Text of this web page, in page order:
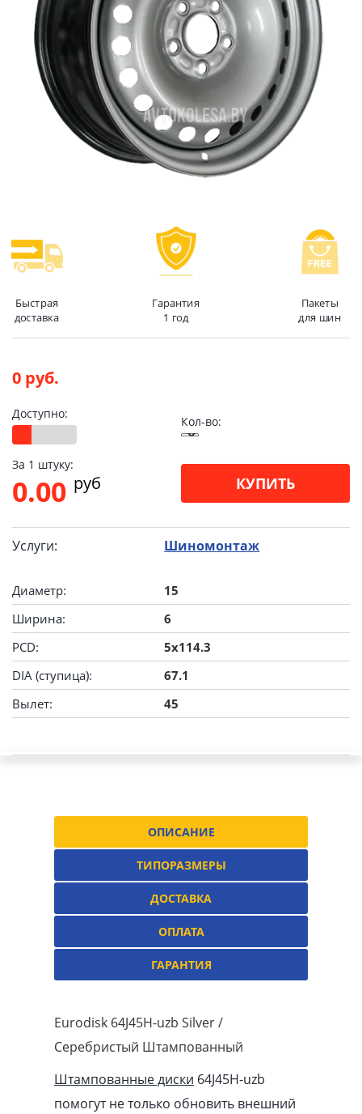
Быстрая
доставка
Гарантия
1 год
Пакеты
для шин
0 руб.
Доступно:
Кол-во:
За 1 штуку:
0.00 pуб КУПИТЬ
Услуги: Шиномонтаж
Диаметр:
15
Ширина:
6
PCD:
5x114.3
DIA (ступица):
67.1
Вылет:
45
ОПИСАНИЕ
ТИПОРАЗМЕРЫ
ДОСТАВКА
ОПЛАТА
ГАРАНТИЯ
Eurodisk 64J45H-uzb Silver /
Серебристый Штампованный
Штампованные диски 64J45H-uzb
помогут не только обновить внешний